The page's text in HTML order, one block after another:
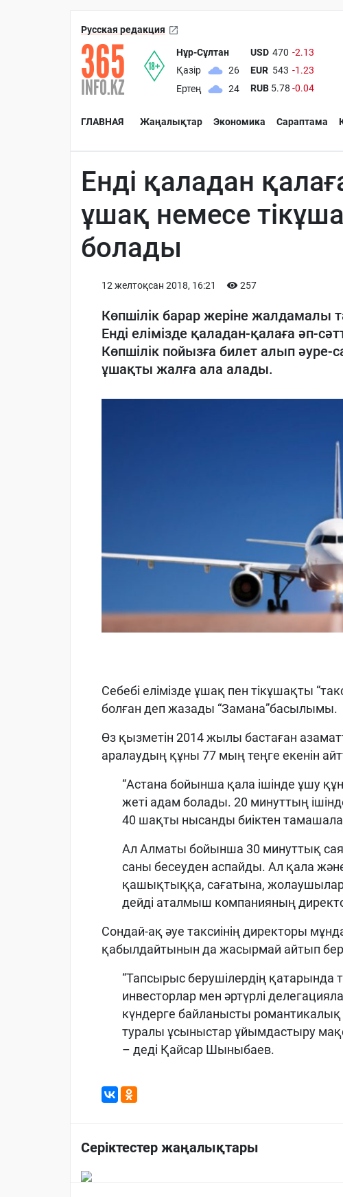
Русская редакция
Нұр-Сұлтан
Қазір
26
Ертең
24
USD 470 -2.13
EUR 543 -1.23
RUB 5.78 -0.04
ГЛАВНАЯ Жаңалықтар Экономика Сараптама
Енді қаладан
ұшақ немесе
болады
12 желтоқсан 2018, 16:21 257
Көпшілік барар жеріне жалдамалы
Енді елімізде қаладан-қалаға әп-
Көпшілік пойызға билет алып әуре-
ұшақты жалға ала алады.
Себебі елімізде ұшақ пен тікұшақты
болған деп жазады “Замана”басылымы.
Өз қызметін 2014 жылы бастаған
аралаудың құны 77 мың теңге екенін
“Астана бойынша қала ішінде ұшу
жеті адам болады. 20 минуттың
40 шақты нысанды биіктен
Ал Алматы бойынша 30 минуттық
саны бесеуден аспайды. Ал қала
қашықтыққа, сағатына, жолаушылар
дейді аталмыш компанияның
Сондай-ақ әуе таксиінің директоры
қабылдайтынын да жасырмай айтып
“Тапсырыс берушілердің қатарында
инвесторлар мен әртүрлі
күндерге байланысты
туралы ұсыныстар ұйымдастыру
– деді Қайсар Шыныбаев.
Серіктестер жаңалықтары